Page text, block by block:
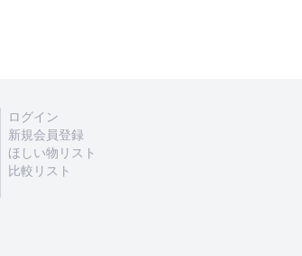
ログイン
新規会員登録
ほしい物リスト
比較リスト